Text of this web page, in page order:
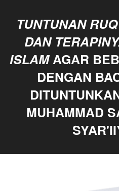
TUNTUNAN
DAN
ISLAM AGAR
DENGAN
MUHAMMAD